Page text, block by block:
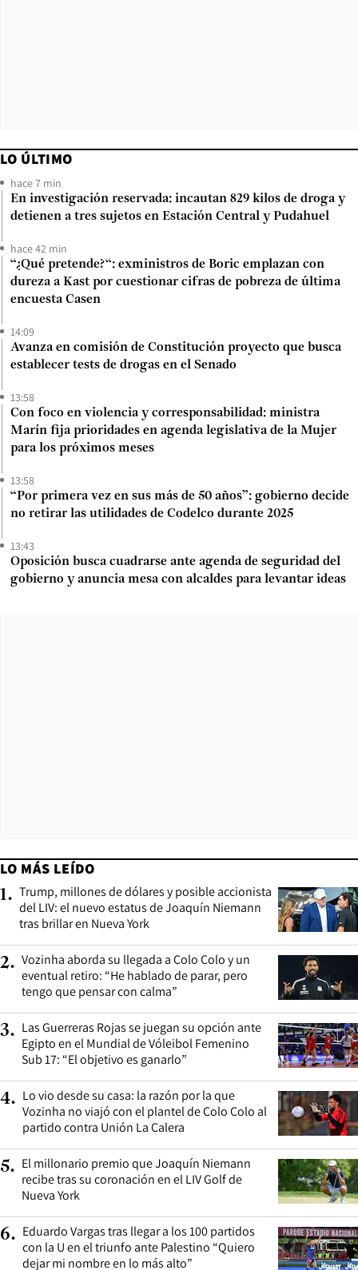
LO ÚLTIMO
hace 7 min
En investigación reservada: incautan 829 kilos de droga y
detienen a tres sujetos en Estación Central y Pudahuel
hace 42 min
“¿Qué pretende?“: exministros de Boric emplazan con
dureza a Kast por cuestionar cifras de pobreza de última
encuesta Casen
14:09
Avanza en comisión de Constitución proyecto que busca
establecer tests de drogas en el Senado
13:58
Con foco en violencia y corresponsabilidad: ministra
Marín fija prioridades en agenda legislativa de la Mujer
para los próximos meses
13:58
“Por primera vez en sus más de 50 años”: gobierno decide
no retirar las utilidades de Codelco durante 2025
13:43
Oposición busca cuadrarse ante agenda de seguridad del
gobierno y anuncia mesa con alcaldes para levantar ideas
LO MÁS LEÍDO
1. Trump, millones de dólares y posible accionista
del LIV: el nuevo estatus de Joaquín Niemann
tras brillar en Nueva York
2. Vozinha aborda su llegada a Colo Colo y un
eventual retiro: “He hablado de parar, pero
tengo que pensar con calma”
3. Las Guerreras Rojas se juegan su opción ante
Egipto en el Mundial de Vóleibol Femenino
Sub 17: “El objetivo es ganarlo”
4. Lo vio desde su casa: la razón por la que
Vozinha no viajó con el plantel de Colo Colo al
partido contra Unión La Calera
5. El millonario premio que Joaquín Niemann
recibe tras su coronación en el LIV Golf de
Nueva York
6. Eduardo Vargas tras llegar a los 100 partidos
con la U en el triunfo ante Palestino “Quiero
dejar mi nombre en lo más alto”